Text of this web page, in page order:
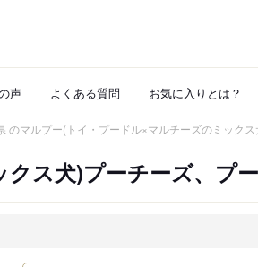
声 よくある質問 お気に入りとは？
のマルプー(トイ・プードル×マルチーズのミック
ス犬)プーチーズ、プ